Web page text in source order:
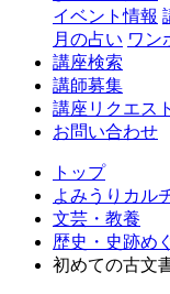
イベント情報
月の占い ワン
講座検索
講師募集
講座リクエスト
お問い合わせ
トップ
よみうりカル
文芸・教養
歴史・史跡め
初めての古文